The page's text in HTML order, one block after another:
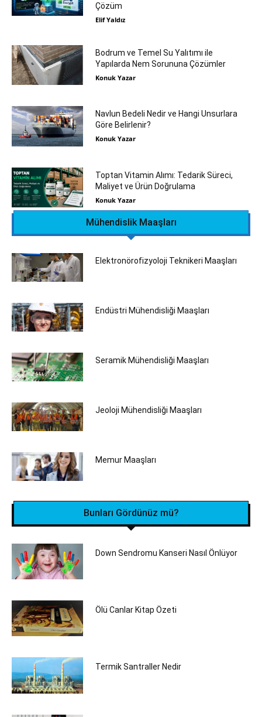
Çözüm
Elif Yaldız
Bodrum ve Temel Su Yalıtımı ile
Yapılarda Nem Sorununa Çözümler
Konuk Yazar
Navlun Bedeli Nedir ve Hangi Unsurlara
Göre Belirlenir?
Konuk Yazar
Toptan Vitamin Alımı: Tedarik Süreci,
Maliyet ve Ürün Doğrulama
Konuk Yazar
Mühendislik Maaşları
Elektronörofizyoloji Teknikeri Maaşları
Endüstri Mühendisliği Maaşları
Seramik Mühendisliği‎ Maaşları
Jeoloji Mühendisliği Maaşları
Memur Maaşları
Bunları Gördünüz mü?
Down Sendromu Kanseri Nasıl Önlüyor
Ölü Canlar Kitap Özeti
Termik Santraller Nedir